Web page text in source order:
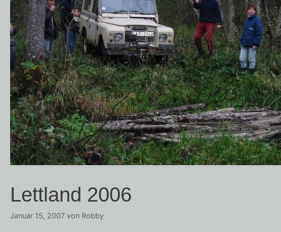
Lettland 2006
Januar 15, 2007 von Robby